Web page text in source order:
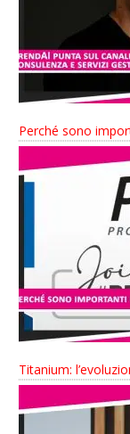
Perché sono
Titanium: